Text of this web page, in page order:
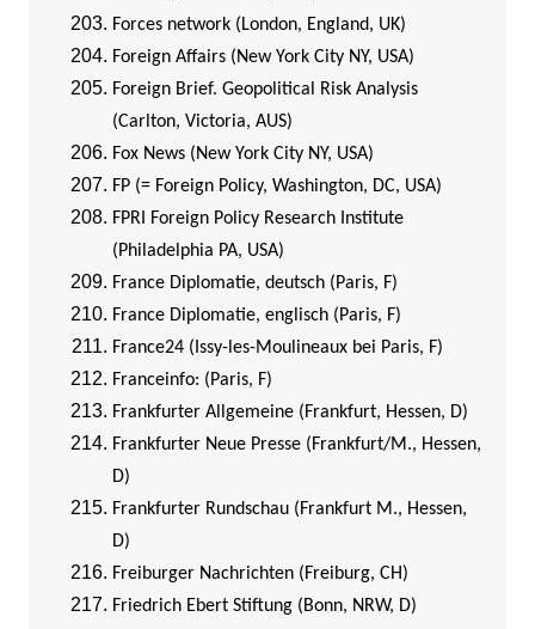
Forces network (London, England, UK)
Foreign Affairs (New York City NY, USA)
Foreign Brief. Geopolitical Risk Analysis
(Carlton, Victoria, AUS)
Fox News (New York City NY, USA)
FP (= Foreign Policy, Washington, DC, USA)
FPRI Foreign Policy Research Institute
(Philadelphia PA, USA)
France Diplomatie, deutsch (Paris, F)
France Diplomatie, englisch (Paris, F)
France24 (Issy-les-Moulineaux bei Paris, F)
Franceinfo: (Paris, F)
Frankfurter Allgemeine (Frankfurt, Hessen, D)
Frankfurter Neue Presse (Frankfurt/M., Hessen,
D)
Frankfurter Rundschau (Frankfurt M., Hessen,
D)
Freiburger Nachrichten (Freiburg, CH)
Friedrich Ebert Stiftung (Bonn, NRW, D)